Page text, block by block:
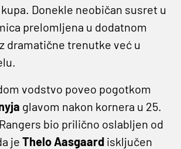
Donekle neobičan susret u
prelomljena u dodatnom
dramatične trenutke već u
vodstvo poveo pogotkom
glavom nakon kornera u 25.
bio prilično oslabljen od
je Thelo Aasgaard isključen